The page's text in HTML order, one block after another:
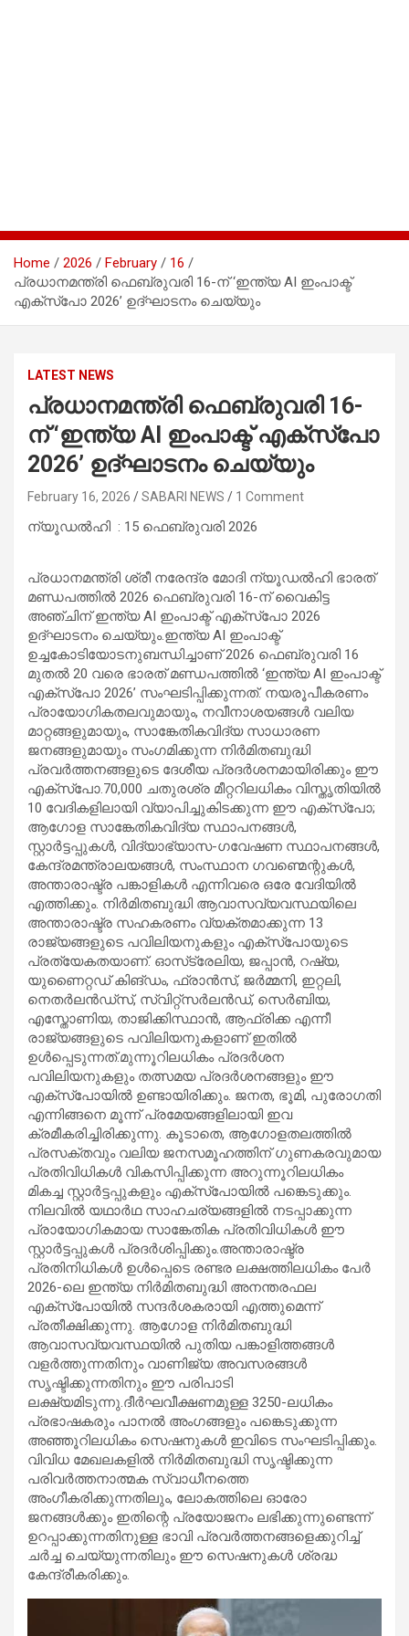
Home 2026 February
16
പ്രധാനമന്ത്രി ഫെബ്രുവരി 16-ന് ‘ഇന്ത്യ AI ഇംപാക്ട്
എക്സ്പോ 2026’ ഉദ്ഘാടനം ചെയ്യും
LATEST NEWS
പ്രധാനമന്ത്രി ഫെബ്രുവരി 16-
ന് ‘ഇന്ത്യ AI ഇംപാക്ട് എക്സ്പോ
2026’ ഉദ്ഘാടനം ചെയ്യും
February 16, 2026 SABARI NEWS 1 Comment
ന്യൂഡൽഹി : 15 ഫെബ്രുവരി 2026
പ്രധാനമന്ത്രി ശ്രീ നരേന്ദ്ര മോദി ന്യൂഡൽഹി ഭാരത്
മണ്ഡപത്തിൽ 2026 ഫെബ്രുവരി 16-ന് വൈകിട്ട
അ‌ഞ്ചിന് ഇന്ത്യ AI ഇംപാക്ട് എക്സ്പോ 2026
ഉദ്ഘാടനം ചെയ്യും.ഇന്ത്യ AI ഇംപാക്ട്
ഉച്ചകോടിയോടനുബന്ധിച്ചാണ് 2026 ഫെബ്രുവരി 16
മുതൽ 20 വരെ ഭാരത് മണ്ഡപത്തിൽ ‘ഇന്ത്യ AI ഇംപാക്ട്
എക്സ്പോ 2026’ സംഘടിപ്പിക്കുന്നത്. നയരൂപീകരണം
പ്രായോഗികതലവുമായും, നവീനാശയങ്ങൾ വലിയ
മാറ്റങ്ങളുമായും, സാങ്കേതികവിദ്യ സാധാരണ
ജനങ്ങളുമായും സംഗമിക്കുന്ന നിർമിതബുദ്ധി
പ്രവർത്തനങ്ങളുടെ ദേശീയ പ്രദർശനമായിരിക്കും ഈ
എക്സ്പോ.70,000 ചതുരശ്ര മീറ്ററിലധികം വിസ്തൃതിയിൽ
10 വേദികളിലായി വ്യാപിച്ചുകിടക്കുന്ന ഈ എക്സ്പോ;
ആഗോള സാങ്കേതികവിദ്യ സ്ഥാപനങ്ങൾ,
സ്റ്റാർട്ടപ്പുകൾ, വിദ്യാഭ്യാസ-ഗവേഷണ സ്ഥാപനങ്ങൾ,
കേന്ദ്രമന്ത്രാലയങ്ങൾ, സംസ്ഥാന ഗവണ്മെന്റുകൾ,
അന്താരാഷ്ട്ര പങ്കാളികൾ എന്നിവരെ ഒരേ വേദിയിൽ
എത്തിക്കും. നിർമിതബുദ്ധി ആവാസവ്യവസ്ഥയിലെ
അന്താരാഷ്ട്ര സഹകരണം വ്യക്തമാക്കുന്ന 13
രാജ്യങ്ങളുടെ പവിലിയനുകളും എക്സ്പോയുടെ
പ്രത്യേകതയാണ്. ഓസ്‌ട്രേലിയ, ജപ്പാൻ, റഷ്യ,
യുണൈറ്റഡ് കിങ്ഡം, ഫ്രാൻസ്, ജർമ്മനി, ഇറ്റലി,
നെതർലൻഡ്‌സ്, സ്വിറ്റ്സർലൻഡ്, സെർബിയ,
എസ്തോണിയ, താജിക്കിസ്ഥാൻ, ആഫ്രിക്ക എന്നീ
രാജ്യങ്ങളുടെ പവിലിയനുകളാണ് ഇതിൽ
ഉൾപ്പെടുന്നത്.മുന്നൂറിലധികം പ്രദർശന
പവിലിയനുകളും തത്സമയ പ്രദർശനങ്ങളും ഈ
എക്സ്പോയിൽ ഉണ്ടായിരിക്കും. ജനത, ഭൂമി, പുരോഗതി
എന്നിങ്ങനെ മൂന്ന് പ്രമേയങ്ങളിലായി ഇവ
ക്രമീകരിച്ചിരിക്കുന്നു. കൂടാതെ, ആഗോളതലത്തിൽ
പ്രസക്തവും വലിയ ജനസമൂഹത്തിന് ഗുണകരവുമായ
പ്രതിവിധികൾ വികസിപ്പിക്കുന്ന അറുന്നൂറിലധികം
മികച്ച സ്റ്റാർട്ടപ്പുകളും എക്സ്പോയിൽ പങ്കെടുക്കും.
നിലവിൽ യഥാർഥ സാഹചര്യങ്ങളിൽ നടപ്പാക്കുന്ന
പ്രായോഗികമായ സാങ്കേതിക പ്രതിവിധികൾ ഈ
സ്റ്റാർട്ടപ്പുകൾ പ്രദർശിപ്പിക്കും.അന്താരാഷ്ട്ര
പ്രതിനിധികൾ ഉൾപ്പെടെ രണ്ടര ലക്ഷത്തിലധികം പേർ
2026-ലെ ഇന്ത്യ നിർമിതബുദ്ധി അ‌നന്തരഫല
എക്സ്പോയിൽ സന്ദർശകരായി എത്തുമെന്ന്
പ്രതീക്ഷിക്കുന്നു. ആഗോള നിർമിതബുദ്ധി
ആവാസവ്യവസ്ഥയിൽ പുതിയ പങ്കാളിത്തങ്ങൾ
വളർത്തുന്നതിനും വാണിജ്യ അവസരങ്ങൾ
സൃഷ്ടിക്കുന്നതിനും ഈ പരിപാടി
ലക്ഷ്യമിടുന്നു.ദീർഘവീക്ഷണമുള്ള 3250-ലധികം
പ്രഭാഷകരും പാനൽ അംഗങ്ങളും പങ്കെടുക്കുന്ന
അഞ്ഞൂറിലധികം സെഷനുകൾ ഇവിടെ സംഘടിപ്പിക്കും.
വിവിധ മേഖലകളിൽ നിർമിതബുദ്ധി സൃഷ്ടിക്കുന്ന
പരിവർത്തനാത്മക സ്വാധീനത്തെ
അംഗീകരിക്കുന്നതിലും, ലോകത്തിലെ ഓരോ
ജനങ്ങൾക്കും ഇതിന്റെ പ്രയോജനം ലഭിക്കുന്നുണ്ടെന്ന്
ഉറപ്പാക്കുന്നതിനുള്ള ഭാവി പ്രവർത്തനങ്ങളെക്കുറിച്ച്
ചർച്ച ചെയ്യുന്നതിലും ഈ സെഷനുകൾ ശ്രദ്ധ
കേന്ദ്രീകരിക്കും.